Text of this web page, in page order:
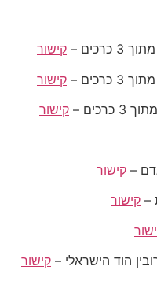
–
קישור
–
קישור
–
קישור
– קישור
– קישור
הוד הישראלי – קישור